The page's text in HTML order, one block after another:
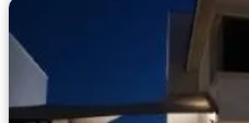
Recámara con closet
Permite niños